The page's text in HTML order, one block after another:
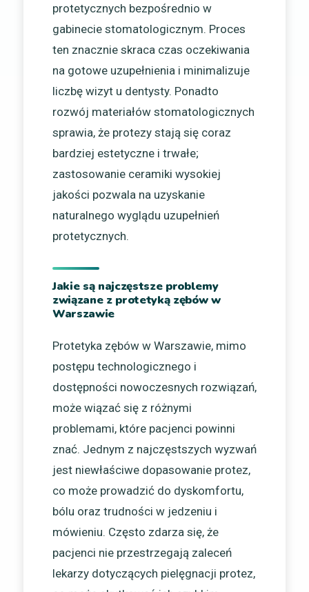
protetycznych bezpośrednio w
gabinecie stomatologicznym. Proces
ten znacznie skraca czas oczekiwania
na gotowe uzupełnienia i minimalizuje
liczbę wizyt u dentysty. Ponadto
rozwój materiałów stomatologicznych
sprawia, że protezy stają się coraz
bardziej estetyczne i trwałe;
zastosowanie ceramiki wysokiej
jakości pozwala na uzyskanie
naturalnego wyglądu uzupełnień
protetycznych.
Jakie są najczęstsze problemy
związane z protetyką zębów w
Warszawie
Protetyka zębów w Warszawie, mimo
postępu technologicznego i
dostępności nowoczesnych rozwiązań,
może wiązać się z różnymi
problemami, które pacjenci powinni
znać. Jednym z najczęstszych wyzwań
jest niewłaściwe dopasowanie protez,
co może prowadzić do dyskomfortu,
bólu oraz trudności w jedzeniu i
mówieniu. Często zdarza się, że
pacjenci nie przestrzegają zaleceń
lekarzy dotyczących pielęgnacji protez,